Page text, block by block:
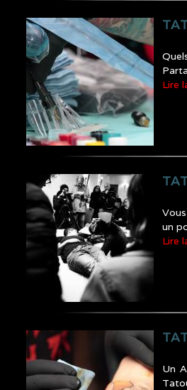
Lire
un
Lire
Un